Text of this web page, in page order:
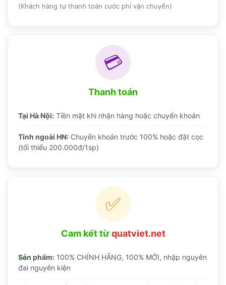
(Khách hàng tự thanh toán cước phí vận chuyển)
💳
Thanh toán
Tại Hà Nội: Tiền mặt khi nhận hàng hoặc chuyển khoản
Tỉnh ngoài HN: Chuyển khoản trước 100% hoặc đặt cọc
(tối thiểu 200.000đ/1sp)
✅
Cam kết từquatviet.net
Sản phẩm: 100% CHÍNH HÃNG, 100% MỚI, nhập nguyên
đai nguyên kiện